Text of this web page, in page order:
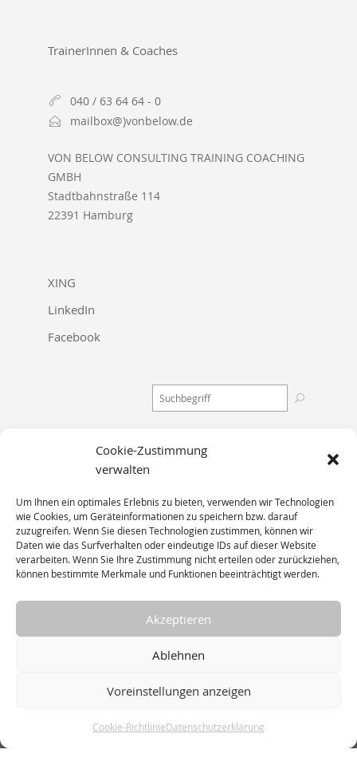
Cookie-Zustimmung
verwalten
Um Ihnen ein optimales Erlebnis zu bieten, verwenden wir Technologien
wie Cookies, um Geräteinformationen zu speichern bzw. darauf
zuzugreifen. Wenn Sie diesen Technologien zustimmen, können wir
Daten wie das Surfverhalten oder eindeutige IDs auf dieser Website
verarbeiten. Wenn Sie Ihre Zustimmung nicht erteilen oder zurückziehen,
können bestimmte Merkmale und Funktionen beeinträchtigt werden.
Akzeptieren
Ablehnen
Voreinstellungen anzeigen
Cookie-RichtlinieDatenschutzerklärung
TrainerInnen & Coaches
040 / 63 64 64 - 0
mailbox@)vonbelow.de
VON BELOW CONSULTING TRAINING COACHING
GMBH
Stadtbahnstraße 114
22391 Hamburg
XING
LinkedIn
Facebook
Stadtbahnstraße 114
22391 Hamburg
Telefon 040 / 63 64 64 – 0
E-Mail:mailbox@)vonbelow.de
Datenschutz Impressum
AGB